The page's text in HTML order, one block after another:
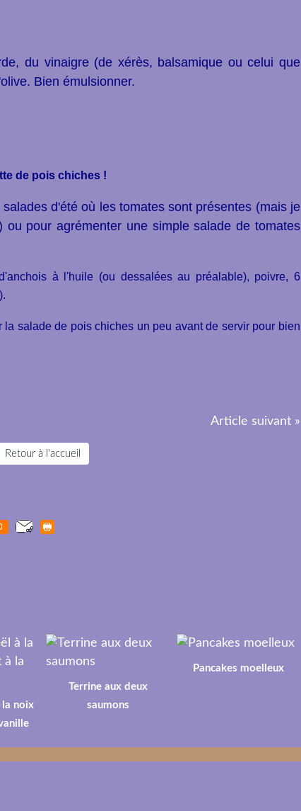
du vinaigre (de xérès, balsamique ou celui que
Bien émulsionner.
de pois chiches !
d'été où les tomates sont présentes (mais je
pour agrémenter une simple salade de tomates
à l'huile (ou dessalées au préalable), poivre, 6
la salade de pois chiches un peu avant de servir pour bien
Article suivant »
Retour à l'accueil
la noix
Terrine aux deux
saumons
Pancakes moelleux